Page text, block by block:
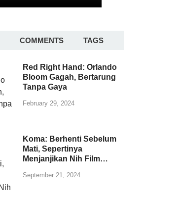
COMMENTS TAGS
Red Right Hand: Orlando
Bloom Gagah, Bertarung
Tanpa Gaya
February 29, 2024
Koma: Berhenti Sebelum
Mati, Sepertinya
Menjanjikan Nih Film…
September 21, 2024